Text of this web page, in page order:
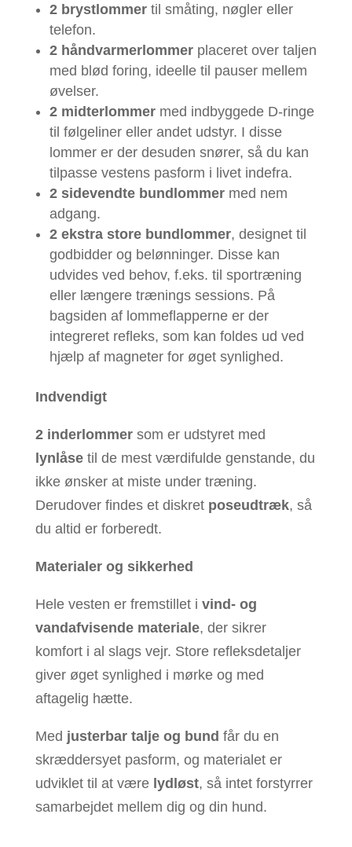
2 brystlommertil småting, nøgler eller
telefon.
2 håndvarmerlommerplaceret over taljen
med blød foring, ideelle til pauser mellem
øvelser.
2 midterlommermed indbyggede D-ringe
til følgeliner eller andet udstyr. I disse
lommer er der desuden snører, så du kan
tilpasse vestens pasform i livet indefra.
2 sidevendte bundlommermed nem
adgang.
2 ekstra store bundlommer, designet til
godbidder og belønninger. Disse kan
udvides ved behov, f.eks. til sportræning
eller længere trænings sessions. På
bagsiden af lommeflapperne er der
integreret refleks, som kan foldes ud ved
hjælp af magneter for øget synlighed.
Indvendigt
2 inderlommersom er udstyret med
lynlåsetil de mest værdifulde genstande, du
ikke ønsker at miste under træning.
Derudover findes et diskret poseudtræk, så
du altid er forberedt.
Materialer og sikkerhed
Hele vesten er fremstillet i vind- og
vandafvisende materiale, der sikrer
komfort i al slags vejr. Store refleksdetaljer
giver øget synlighed i mørke og med
aftagelig hætte.
Med justerbar talje og bund får du en
skræddersyet pasform, og materialet er
udviklet til at være lydløst, så intet forstyrrer
samarbejdet mellem dig og din hund.